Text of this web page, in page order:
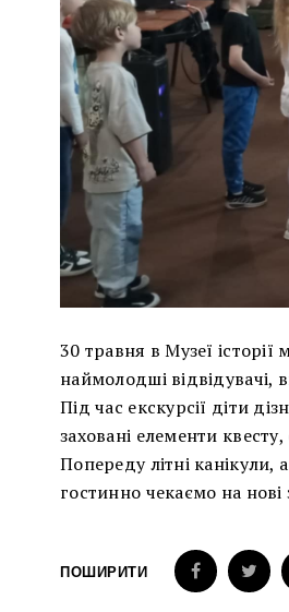
30 травня в Музеї історії
наймолодші
Під час екскурсії діти
заховані елементи
Попереду літні
гостинно чекаємо на нові
ПОШИРИТИ